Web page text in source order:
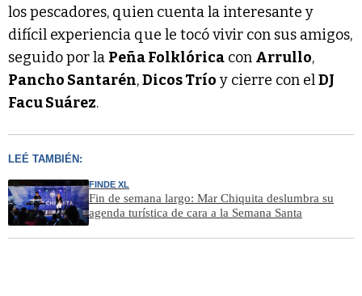
los pescadores, quien cuenta la interesante y
difícil experiencia que le tocó vivir con sus amigos,
seguido por la Peña Folklórica con Arrullo,
Pancho Santarén,Dicos Trío y cierre con elDJ
Facu Suárez.
LEÉ TAMBIÉN:
FINDE XL
Fin de semana largo: Mar Chiquita deslumbra su
agenda turística de cara a la Semana Santa